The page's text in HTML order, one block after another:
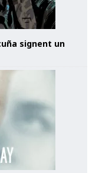
signent un